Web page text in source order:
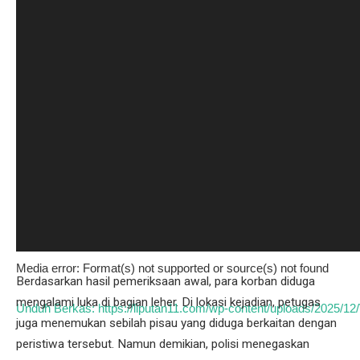
Media error: Format(s) not supported or source(s) not found
Unduh Berkas: https://liputan11.com/wp-content/uploads/2025/
Berdasarkan hasil pemeriksaan awal, para korban diduga
mengalami luka di bagian leher. Di lokasi kejadian, petugas
juga menemukan sebilah pisau yang diduga berkaitan dengan
peristiwa tersebut. Namun demikian, polisi menegaskan